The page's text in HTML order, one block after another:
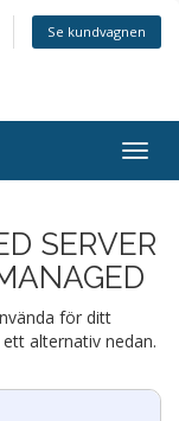
Se kundvagnen
SERVER
för ditt
alternativ nedan.